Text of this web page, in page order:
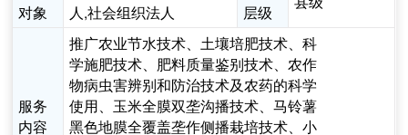
对象
人,社会组织法人
层级
服务
内容
推广农业节水技术、土壤培肥技术、科
学施肥技术、肥料质量鉴别技术、农作
物病虫害辨别和防治技术及农药的科学
使用、玉米全膜双垄沟播技术、马铃薯
黑色地膜全覆盖垄作侧播栽培技术、小